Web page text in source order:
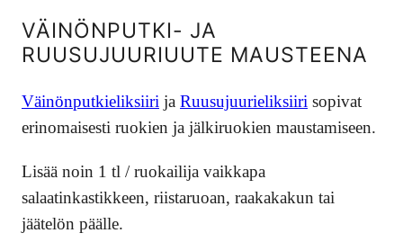
VÄINÖNPUTKI- JA
RUUSUJUURIUUTE MAUSTEENA
Väinönputkieliksiiri ja Ruusujuurieliksiiri sopivat
erinomaisesti ruokien ja jälkiruokien maustamiseen.
Lisää noin 1 tl / ruokailija vaikkapa
salaatinkastikkeen, riistaruoan, raakakakun tai
jäätelön päälle.